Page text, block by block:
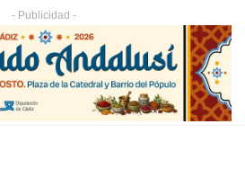
- Publicidad -